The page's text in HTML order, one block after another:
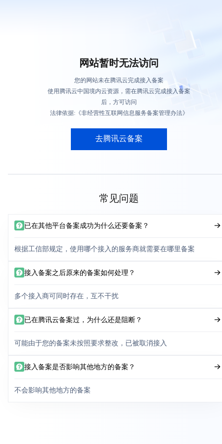
网站暂时无法访问
您的网站未在腾讯云完成接入备案
使用腾讯云中国境内云资源，需在腾讯云完成接入备案
后，方可访问
法律依据:《非经营性互联网信息服务备案管理办法》
去腾讯云备案
常见问题
已在其他平台备案成功为什么还要备案？
根据工信部规定，使用哪个接入的服务商就需要在哪里备案
接入备案之后原来的备案如何处理？
多个接入商可同时存在，互不干扰
已在腾讯云备案过，为什么还是阻断？
可能由于您的备案未按照要求整改，已被取消接入
接入备案是否影响其他地方的备案？
不会影响其他地方的备案